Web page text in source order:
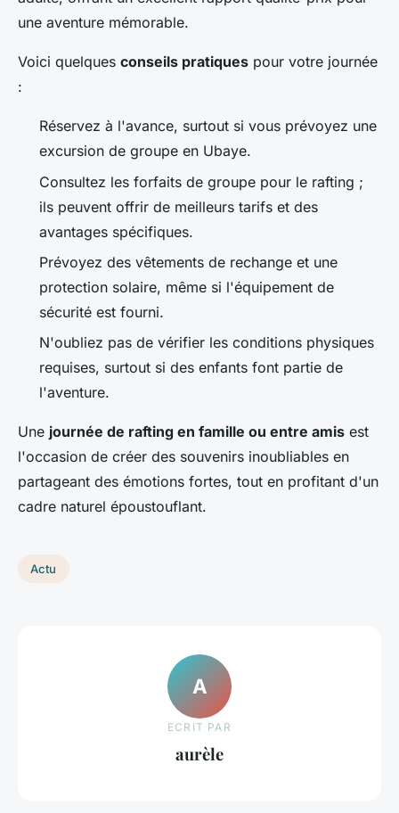
une aventure mémorable.
Voici quelques conseils pratiques pour votre journée
:
Réservez à l'avance, surtout si vous prévoyez une
excursion de groupe en Ubaye.
Consultez les forfaits de groupe pour le rafting ;
ils peuvent offrir de meilleurs tarifs et des
avantages spécifiques.
Prévoyez des vêtements de rechange et une
protection solaire, même si l'équipement de
sécurité est fourni.
N'oubliez pas de vérifier les conditions physiques
requises, surtout si des enfants font partie de
l'aventure.
Une journée de rafting en famille ou entre amis est
l'occasion de créer des souvenirs inoubliables en
partageant des émotions fortes, tout en profitant d'un
cadre naturel époustouflant.
Actu
A
ECRIT PAR
aurèle